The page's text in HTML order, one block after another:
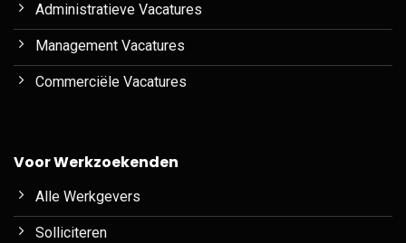
Administratieve Vacatures
Management Vacatures
Commerciële Vacatures
Voor Werkzoekenden
Alle Werkgevers
Solliciteren